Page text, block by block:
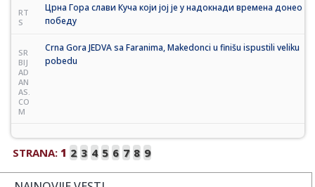
RT
S
Црна Гора слави Куча који јој је у надокнади времена донео
победу
SR
BIJ
AD
AN
AS.
CO
M
Crna Gora JEDVA sa Faranima, Makedonci u finišu ispustili veliku
pobedu
STRANA: 1 2 3 4 5 6 7 8 9